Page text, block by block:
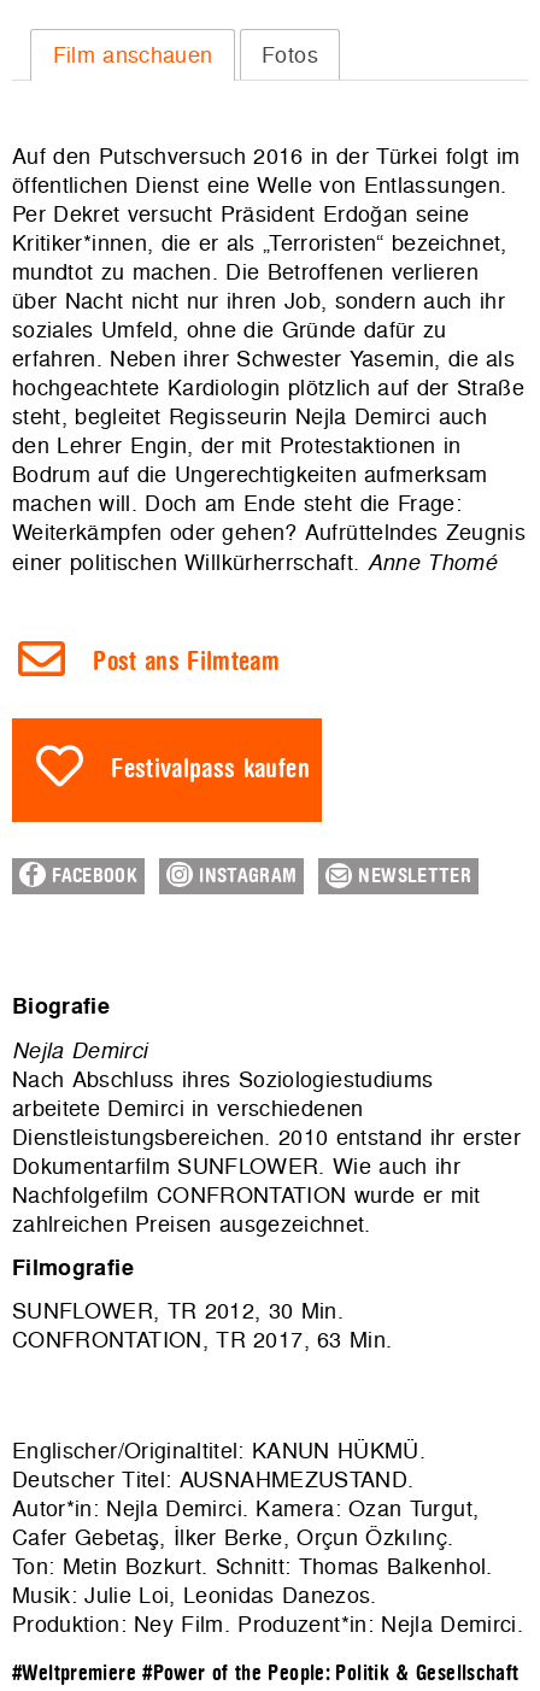
Film anschauen Fotos
Auf den Putschversuch 2016 in der Türkei folgt im
öffentlichen Dienst eine Welle von Entlassungen.
Per Dekret versucht Präsident Erdoğan seine
Kritiker*innen, die er als „Terroristen“ bezeichnet,
mundtot zu machen. Die Betroffenen verlieren
über Nacht nicht nur ihren Job, sondern auch ihr
soziales Umfeld, ohne die Gründe dafür zu
erfahren. Neben ihrer Schwester Yasemin, die als
hochgeachtete Kardiologin plötzlich auf der Straße
steht, begleitet Regisseurin Nejla Demirci auch
den Lehrer Engin, der mit Protestaktionen in
Bodrum auf die Ungerechtigkeiten aufmerksam
machen will. Doch am Ende steht die Frage:
Weiterkämpfen oder gehen? Aufrüttelndes Zeugnis
einer politischen Willkürherrschaft. Anne Thomé
Post ans Filmteam
Festivalpass kaufen
FACEBOOK INSTAGRAM NEWSLETTER
Biografie
Nejla Demirci
Nach Abschluss ihres Soziologiestudiums
arbeitete Demirci in verschiedenen
Dienstleistungsbereichen. 2010 entstand ihr erster
Dokumentarfilm SUNFLOWER. Wie auch ihr
Nachfolgefilm CONFRONTATION wurde er mit
zahlreichen Preisen ausgezeichnet.
Filmografie
SUNFLOWER, TR 2012, 30 Min.
CONFRONTATION, TR 2017, 63 Min.
Englischer/Originaltitel: KANUN HÜKMÜ.
Deutscher Titel: AUSNAHMEZUSTAND.
Autor*in: Nejla Demirci. Kamera: Ozan Turgut,
Cafer Gebetaş, İlker Berke, Orçun Özkılınç.
Ton: Metin Bozkurt. Schnitt: Thomas Balkenhol.
Musik: Julie Loi, Leonidas Danezos.
Produktion: Ney Film. Produzent*in: Nejla Demirci.
#Weltpremiere #Power of the People: Politik & Gesellschaft